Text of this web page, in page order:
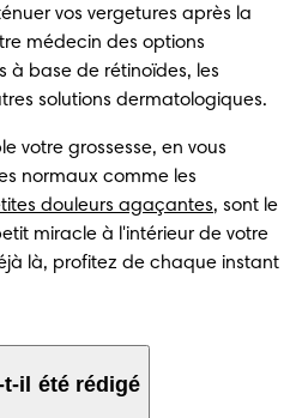
vos vergetures après la
médecin des options
à base de rétinoïdes, les
solutions dermatologiques.
votre grossesse, en vous
normaux comme les
douleurs agaçantes, sont le
miracle à l'intérieur de votre
là, profitez de chaque instant
il été rédigé